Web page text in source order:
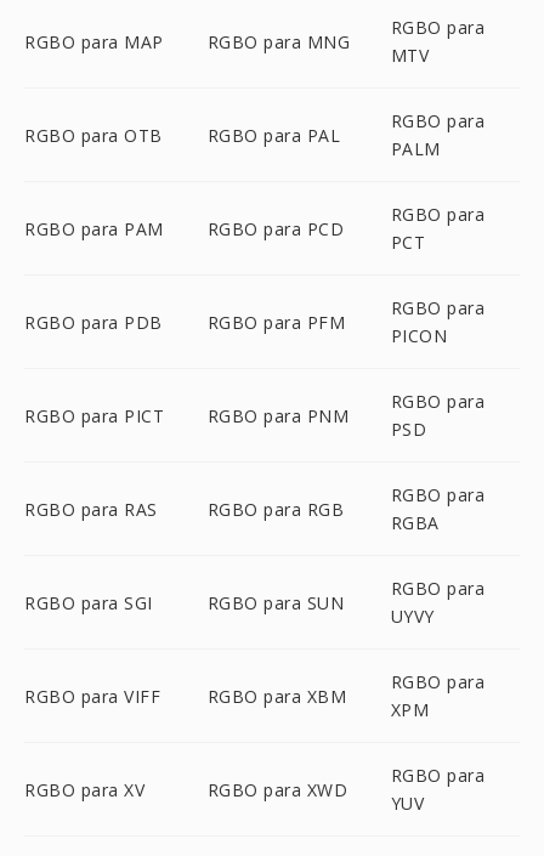
RGBO para MAP RGBO para MNG
RGBO para
MTV
RGBO para OTB RGBO para PAL
RGBO para
PALM
RGBO para PAM RGBO para PCD
RGBO para
PCT
RGBO para PDB RGBO para PFM
RGBO para
PICON
RGBO para PICT RGBO para PNM
RGBO para
PSD
RGBO para RAS RGBO para RGB
RGBO para
RGBA
RGBO para SGI RGBO para SUN
RGBO para
UYVY
RGBO para VIFF RGBO para XBM
RGBO para
XPM
RGBO para XV RGBO para XWD
RGBO para
YUV